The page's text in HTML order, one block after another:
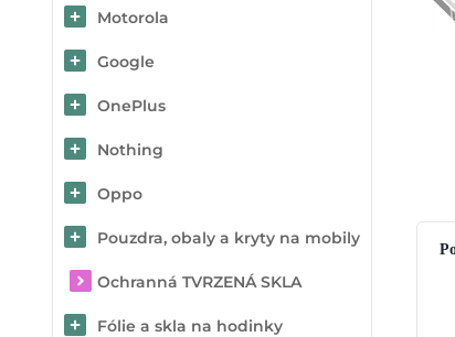
Motorola
Google
OnePlus
Nothing
Oppo
Pouzdra, obaly a kryty na mobily
Ochranná TVRZENÁ SKLA
Fólie a skla na hodinky